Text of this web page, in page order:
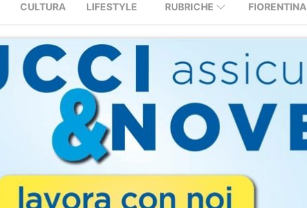
CULTURA LIFESTYLE RUBRICHE FIORENTINA